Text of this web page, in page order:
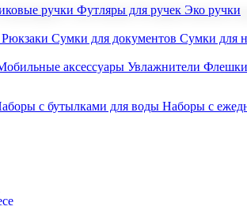
ручки Футляры для ручек Эко ручки
Рюкзаки Сумки для документов Сумки для
аксессуары Увлажнители Флешки
с логотипом. В нашем каталоге
с бутылками для воды Наборы с